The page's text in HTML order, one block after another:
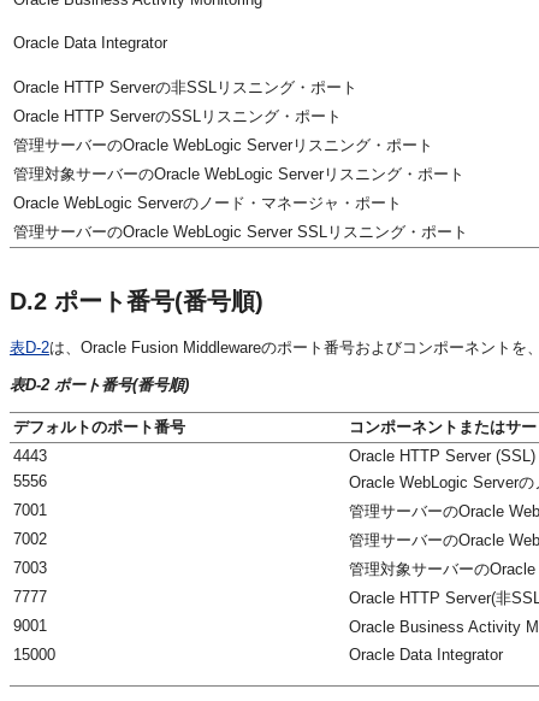
Oracle Data Integrator
Oracle HTTP Serverの非SSLリスニング・ポート
Oracle HTTP ServerのSSLリスニング・ポート
管理サーバーのOracle WebLogic Serverリスニング・ポート
管理対象サーバーのOracle WebLogic Serverリスニング・ポート
Oracle WebLogic Serverのノード・マネージャ・ポート
管理サーバーのOracle WebLogic Server SSLリスニング・ポート
D.2 ポート番号(番号順)
表D-2は、Oracle Fusion Middlewareのポート番号およびコンポーネントを
表D-2 ポート番号(番号順)
デフォルトのポート番号
コンポーネントまたはサ
4443
Oracle HTTP Server (SSL)
5556
Oracle WebLogic Server
7001
管理サーバーのOracle
7002
管理サーバーのOracle
7003
管理対象サーバーの
7777
Oracle HTTP Server(非
9001
Oracle Business Activity
15000
Oracle Data Integrator